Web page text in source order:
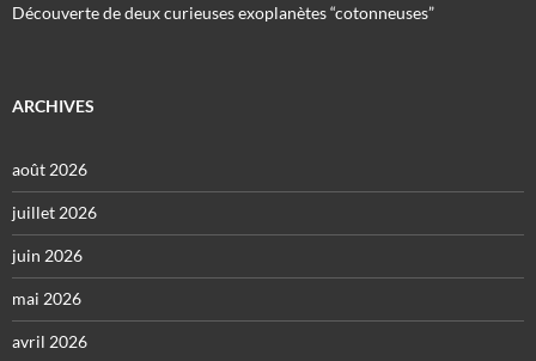
Découverte de deux curieuses exoplanètes “cotonneuses”
ARCHIVES
août 2026
juillet 2026
juin 2026
mai 2026
avril 2026